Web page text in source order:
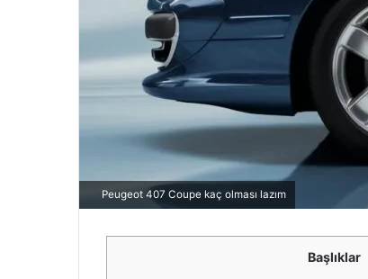
Peugeot 407 Coupe kaç olması lazım
Başlıklar